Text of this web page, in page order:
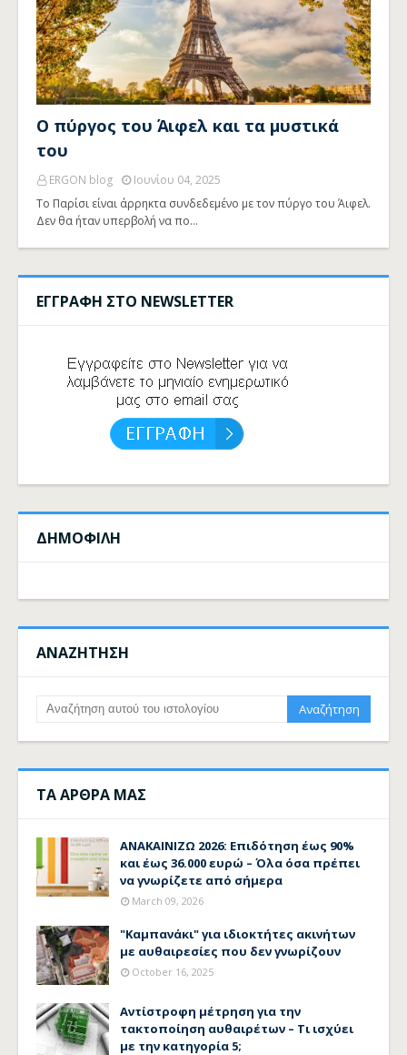
Ο πύργος του Άιφελ και τα μυστικά
του
ERGON blog
Ιουνίου 04, 2025
Το Παρίσι είναι άρρηκτα συνδεδεμένο με τον πύργο του Άιφελ.
Δεν θα ήταν υπερβολή να πο…
ΕΓΓΡΑΦΗ ΣΤΟ NEWSLETTER
ΔΗΜΟΦΙΛΗ
ΑΝΑΖΗΤΗΣΗ
ΤΑ ΑΡΘΡΑ ΜΑΣ
ΑΝΑΚΑΙΝΙΖΩ 2026: Επιδότηση έως 90%
και έως 36.000 ευρώ – Όλα όσα πρέπει
να γνωρίζετε από σήμερα
March 09, 2026
"Καμπανάκι" για ιδιοκτήτες ακινήτων
με αυθαιρεσίες που δεν γνωρίζουν
October 16, 2025
Αντίστροφη μέτρηση για την
τακτοποίηση αυθαιρέτων – Τι ισχύει
με την κατηγορία 5;